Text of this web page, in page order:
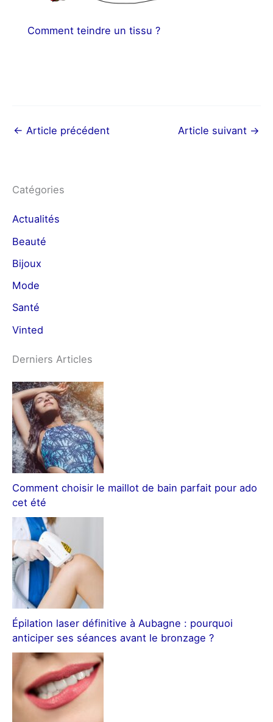
Comment teindre un tissu ?
← Article précédent Article suivant →
Catégories
Actualités
Beauté
Bijoux
Mode
Santé
Vinted
Derniers Articles
Comment choisir le maillot de bain parfait pour ado
cet été
Épilation laser définitive à Aubagne : pourquoi
anticiper ses séances avant le bronzage ?